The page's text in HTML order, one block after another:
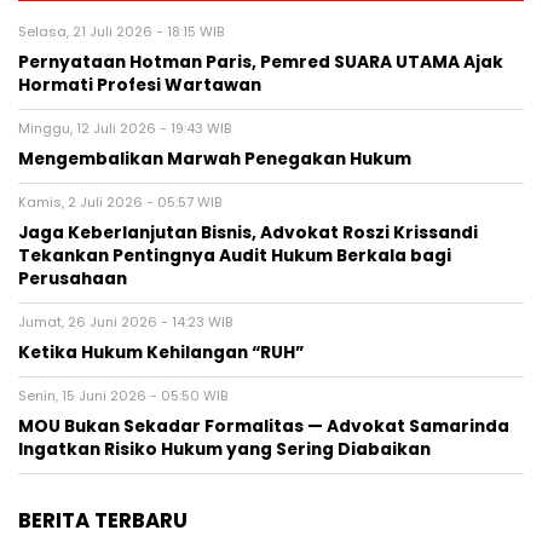
Selasa, 21 Juli 2026 - 18:15 WIB
Pernyataan Hotman Paris, Pemred SUARA UTAMA Ajak
Hormati Profesi Wartawan
Minggu, 12 Juli 2026 - 19:43 WIB
Mengembalikan Marwah Penegakan Hukum
Kamis, 2 Juli 2026 - 05:57 WIB
Jaga Keberlanjutan Bisnis, Advokat Roszi Krissandi
Tekankan Pentingnya Audit Hukum Berkala bagi
Perusahaan
Jumat, 26 Juni 2026 - 14:23 WIB
Ketika Hukum Kehilangan “RUH”
Senin, 15 Juni 2026 - 05:50 WIB
MOU Bukan Sekadar Formalitas — Advokat Samarinda
Ingatkan Risiko Hukum yang Sering Diabaikan
BERITA TERBARU